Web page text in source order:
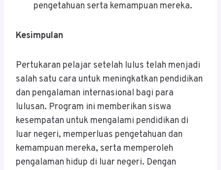
pengetahuan serta kemampuan mereka.
Kesimpulan
Pertukaran pelajar setelah lulus telah menjadi
salah satu cara untuk meningkatkan pendidikan
dan pengalaman internasional bagi para
lulusan. Program ini memberikan siswa
kesempatan untuk mengalami pendidikan di
luar negeri, memperluas pengetahuan dan
kemampuan mereka, serta memperoleh
pengalaman hidup di luar negeri. Dengan